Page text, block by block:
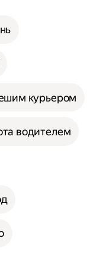
курьером
водителем